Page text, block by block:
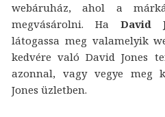
webáruház, ahol a
megvásárolni. Ha David
látogassa meg valamelyik
kedvére való David Jones
azonnal, vagy vegye meg
Jones üzletben.